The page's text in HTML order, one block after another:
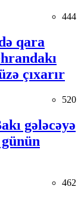
444
qara
çıxarır
520
gələcəyə
462